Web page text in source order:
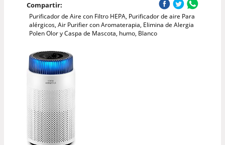
Compartir:
Purificador de Aire con Filtro HEPA, Purificador de aire Para
alérgicos, Air Purifier con Aromaterapia, Elimina de Alergia
Polen Olor y Caspa de Mascota, humo, Blanco